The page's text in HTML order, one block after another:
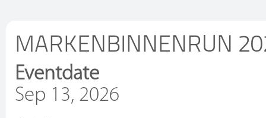
MARKENBINNENRUN
Eventdate
Sep 13, 2026